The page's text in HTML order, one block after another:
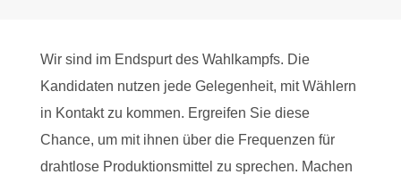
Wir sind im Endspurt des Wahlkampfs. Die
Kandidaten nutzen jede Gelegenheit, mit Wählern
in Kontakt zu kommen. Ergreifen Sie diese
Chance, um mit ihnen über die Frequenzen für
drahtlose Produktionsmittel zu sprechen. Machen